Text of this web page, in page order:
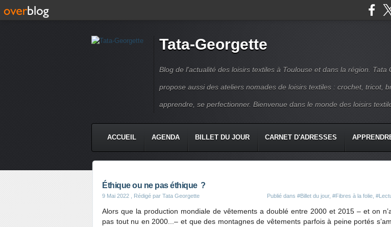
Tata-Georgette
Blog de l'actualité des loisirs textiles à Toulouse et dans la région. Tata
propose aussi des ateliers nomades de loisirs textiles : crochet, tricot,
apprendre, se perfectionner. Bienvenue dans le monde des loisirs
ACCUEIL AGENDA BILLET DU JOUR CARNET D'ADRESSES
Éthique ou ne pas éthique ?
9 Mai 2022 , Rédigé par Tata Georgette Publié dans #Billet du jour, #Fibres à la folie
Alors que la production mondiale de vêtements a doublé entre 2000 et 2015 – et on
pas tout nu en 2000...– et que des montagnes de vêtements parfois à peine portés